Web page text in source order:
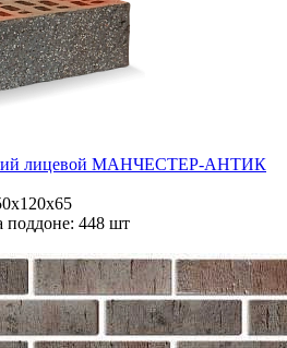
лицевой МАНЧЕСТЕР-АНТИК
поддоне: 448 шт